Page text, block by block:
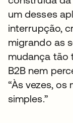
um desses
interrupção,
migrando as
mudança tão
B2B nem
“Às vezes,
simples.”